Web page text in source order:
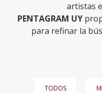
artistas
PENTAGRAM UY
para refinar la
TODOS